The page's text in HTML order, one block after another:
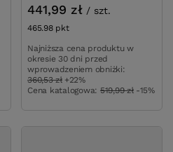
441,99 zł / szt.
465.98 pktpunktów
Najniższa cena produktu w
okresie 30 dni przed
wprowadzeniem obniżki:
360,53 zł +22%
Cena katalogowa: 519,99 zł -15%